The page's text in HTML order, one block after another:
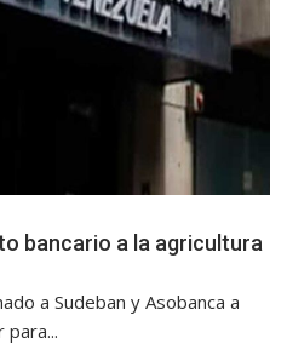
bancario a la agricultura
a Sudeban y Asobanca a
para...